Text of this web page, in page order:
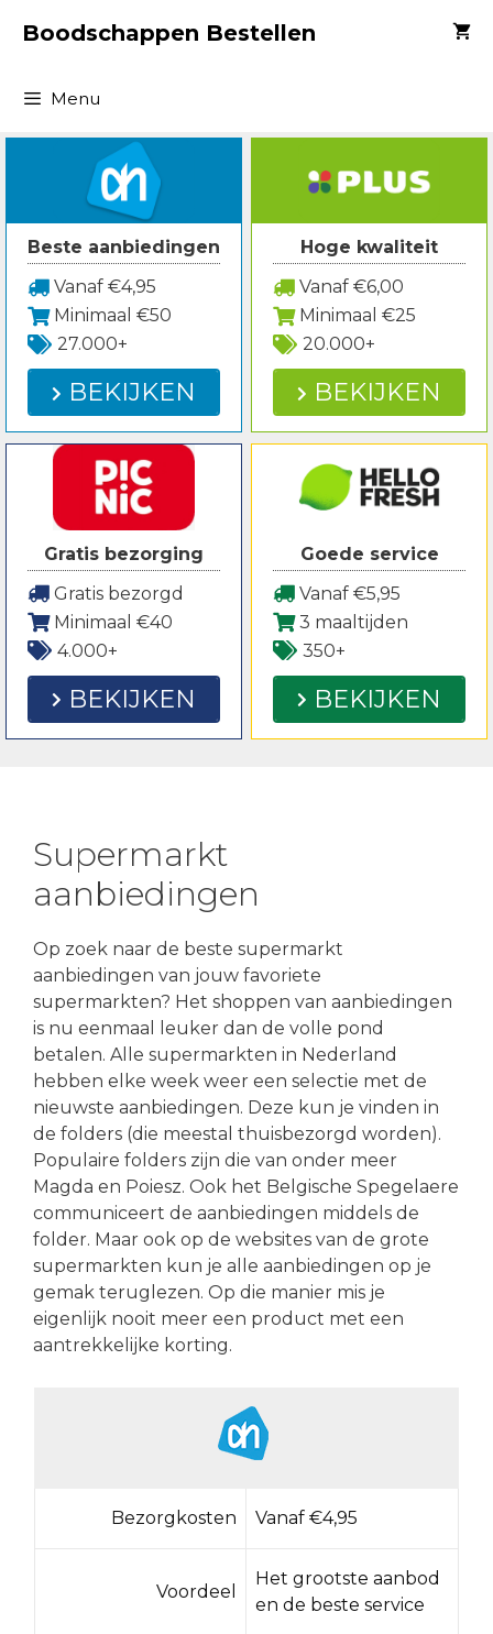
naarBoodschappen Bestellen
Menu
Beste aanbiedingen
Vanaf €4,95
Minimaal €50
27.000+
BEKIJKEN
Hoge kwaliteit
Vanaf €6,00
Minimaal €25
20.000+
BEKIJKEN
Gratis bezorging
Gratis bezorgd
Minimaal €40
4.000+
BEKIJKEN
Goede service
Vanaf €5,95
3 maaltijden
350+
BEKIJKEN
Supermarkt
aanbiedingen
Op zoek naar de beste supermarkt
aanbiedingen van jouw favoriete
supermarkten? Het shoppen van aanbiedingen
is nu eenmaal leuker dan de volle pond
betalen. Alle supermarkten in Nederland
hebben elke week weer een selectie met de
nieuwste aanbiedingen. Deze kun je vinden in
de folders (die meestal thuisbezorgd worden).
Populaire folders zijn die van onder meer
Magda en Poiesz. Ook het Belgische Spegelaere
communiceert de aanbiedingen middels de
folder. Maar ook op de websites van de grote
supermarkten kun je alle aanbiedingen op je
gemak teruglezen. Op die manier mis je
eigenlijk nooit meer een product met een
aantrekkelijke korting.
Bezorgkosten Vanaf €4,95
Voordeel
Het grootste aanbod
en de beste service